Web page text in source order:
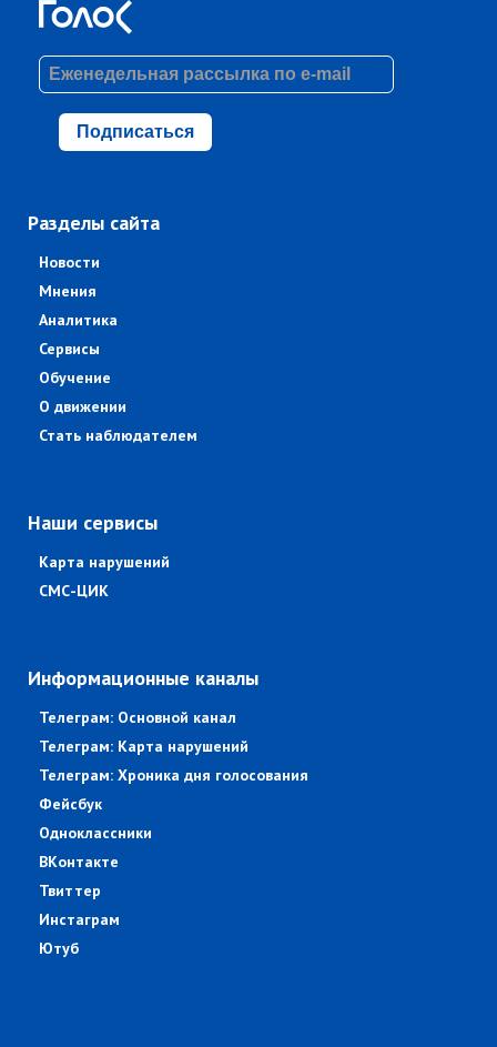
Подписаться
Разделы сайта
Новости
Мнения
Аналитика
Сервисы
Обучение
О движении
Стать наблюдателем
Наши сервисы
Карта нарушений
СМС-ЦИК
Информационные каналы
Телеграм: Основной канал
Телеграм: Карта нарушений
Телеграм: Хроника дня голосования
Фейсбук
Одноклассники
ВКонтакте
Твиттер
Инстаграм
Ютуб